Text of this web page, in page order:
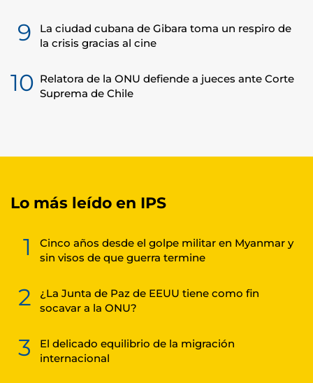
9
La ciudad cubana de Gibara toma un respiro de
la crisis gracias al cine
10 Relatora de la ONU defiende a jueces ante Corte
Suprema de Chile
Lo más leído en IPS
1
Cinco años desde el golpe militar en Myanmar y
sin visos de que guerra termine
2
¿La Junta de Paz de EEUU tiene como fin
socavar a la ONU?
3
El delicado equilibrio de la migración
internacional